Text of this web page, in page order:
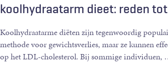
koolhydraatarm dieet: reden
Koolhydraatarme diëten zijn tegenwoordig
methode voor gewichtsverlies, maar ze kunnen
op het LDL-cholesterol. Bij sommige individuen,